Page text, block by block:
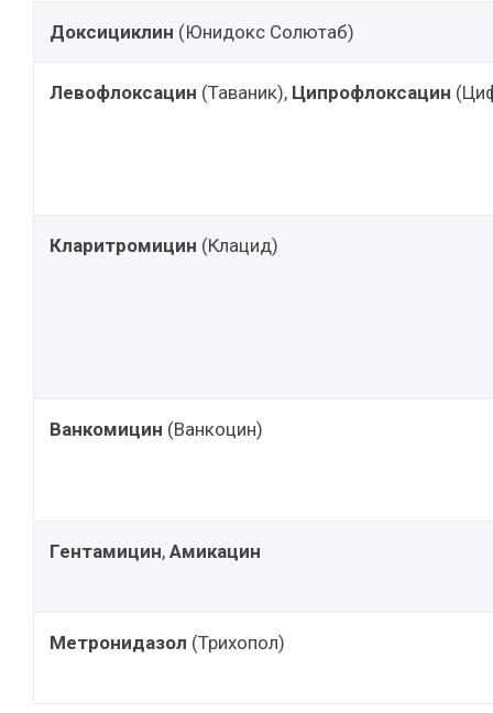
Доксициклин (Юнидокс Солютаб)
Левофлоксацин (Таваник), Ципрофлоксацин
Кларитромицин (Клацид)
Ванкомицин (Ванкоцин)
Гентамицин, Амикацин
Метронидазол (Трихопол)